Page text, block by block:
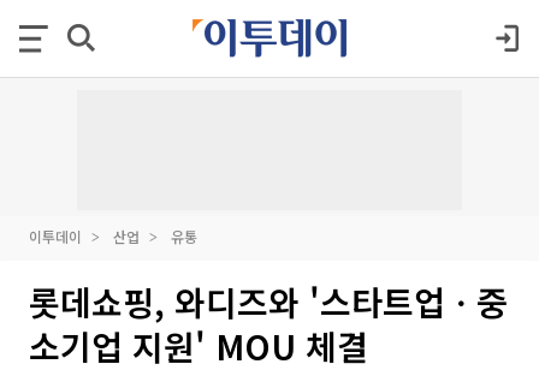
이투데이 산업 유통
롯데쇼핑, 와디즈와 '스타트업ㆍ중
소기업 지원' MOU 체결